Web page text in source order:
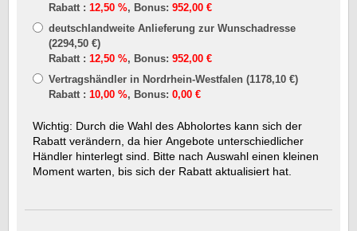
Rabatt :12,50 %, Bonus:952,00 €
deutschlandweite Anlieferung zur Wunschadresse
(2294,50 €)
Rabatt :12,50 %, Bonus:952,00 €
Vertragshändler in Nordrhein-Westfalen (1178,10 €)
Rabatt :10,00 %, Bonus:0,00 €
Wichtig: Durch die Wahl des Abholortes kann sich der
Rabatt verändern, da hier Angebote unterschiedlicher
Händler hinterlegt sind. Bitte nach Auswahl einen kleinen
Moment warten, bis sich der Rabatt aktualisiert hat.